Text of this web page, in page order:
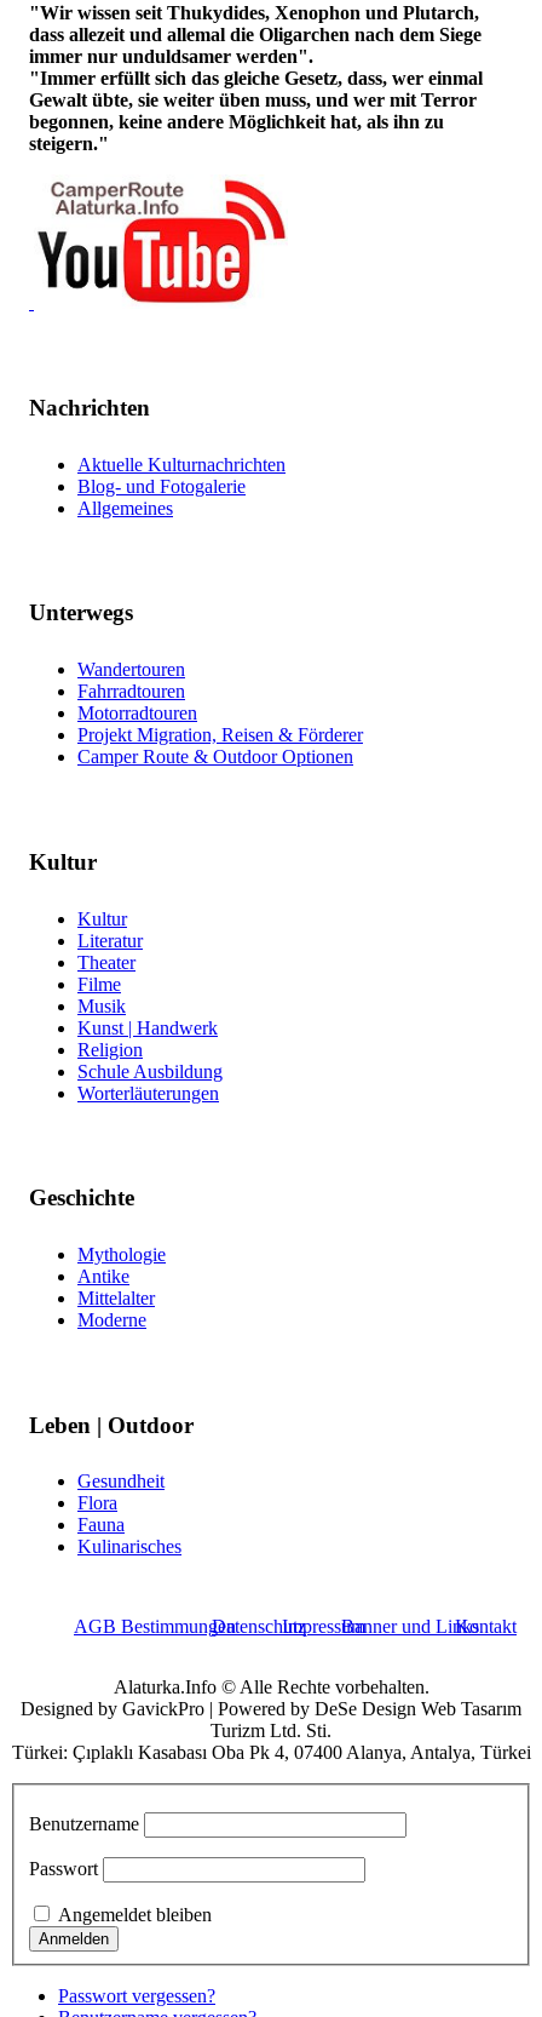
"Wir wissen seit Thukydides, Xenophon und Plutarch,
dass allezeit und allemal die Oligarchen nach dem Siege
immer nur unduldsamer werden".
"Immer erfüllt sich das gleiche Gesetz, dass, wer einmal
Gewalt übte, sie weiter üben muss, und wer mit Terror
begonnen, keine andere Möglichkeit hat, als ihn zu
steigern."
Nachrichten
Aktuelle Kulturnachrichten
Blog- und Fotogalerie
Allgemeines
Unterwegs
Wandertouren
Fahrradtouren
Motorradtouren
Projekt Migration, Reisen & Förderer
Camper Route & Outdoor Optionen
Kultur
Kultur
Literatur
Theater
Filme
Musik
Kunst | Handwerk
Religion
Schule Ausbildung
Worterläuterungen
Geschichte
Mythologie
Antike
Mittelalter
Moderne
Leben | Outdoor
Gesundheit
Flora
Fauna
Kulinarisches
AGB BestimmungenDatenschutzImpressumBanner und LinksKontakt
Alaturka.Info © Alle Rechte vorbehalten.
Designed by GavickPro | Powered by DeSe Design Web Tasarım
Turizm Ltd. Sti.
Türkei: Çıplaklı Kasabası Oba Pk 4, 07400 Alanya, Antalya, Türkei
Benutzername
Passwort
Angemeldet bleiben
Passwort vergessen?